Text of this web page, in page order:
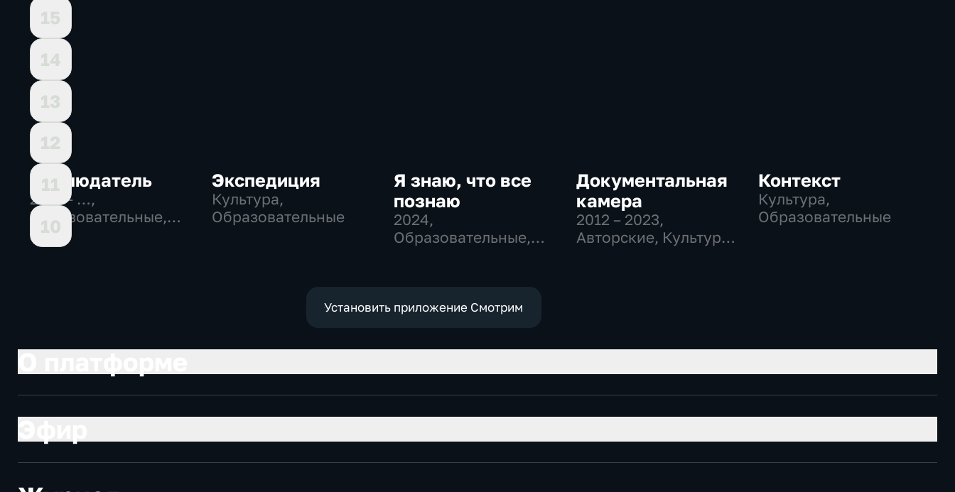
15
14
13
12
11
10
Наблюдатель
2011 – …,
Образовательные,
Культура
Экспедиция
Культура,
Образовательные
Я знаю, что все
познаю
2024,
Образовательные,
Документальная
камера
2012 – 2023,
Авторские, Культура,
Контекст
Культура,
Образовательные
Установить приложение Смотрим